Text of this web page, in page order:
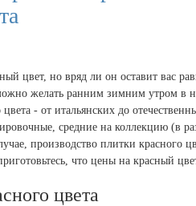
цвет, но вряд ли он оставит вас
желать ранним зимним утром в
- от итальянских до
средние на коллекцию (в
производство плитки красного
что цены на красный
цвета